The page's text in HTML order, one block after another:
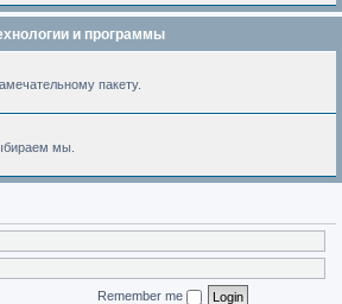
и программы
пакету.
мы.
Remember me